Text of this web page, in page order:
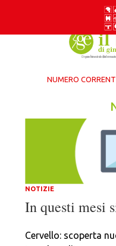
NUMERO
NOTIZIE
In questi mesi
Cervello: scoperta